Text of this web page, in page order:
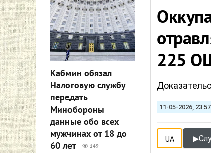
Кабмин обязал
Налоговую службу
передать
Минобороны
данные обо всех
мужчинах от 18 до
60 лет
149
225
11-05-2026, 23:57
UA ▶